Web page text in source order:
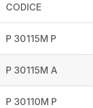
CODICE
P 30115M P
P 30115M A
P 30110M P